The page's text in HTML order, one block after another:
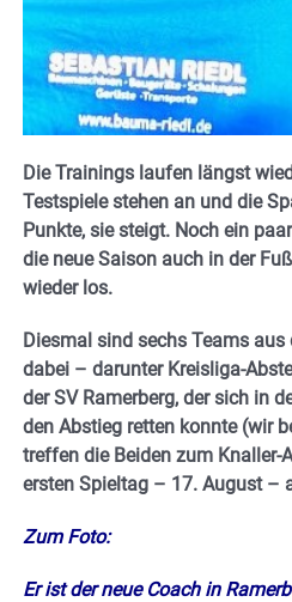
Die Trainings laufen längst
Testspiele stehen an und die
Punkte, sie steigt. Noch ein
die neue Saison auch in der
wieder los.
Diesmal sind sechs Teams
dabei – darunter Kreisliga-
der SV Ramerberg, der sich in
den Abstieg retten konnte (wir
treffen die Beiden zum
ersten Spieltag – 17. August –
Zum Foto:
Er ist der neue Coach in